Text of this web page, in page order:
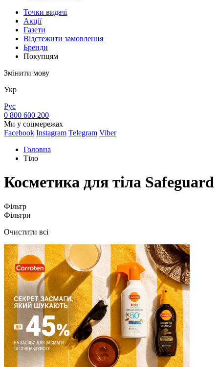
Точки видачi
Акції
Газети
Відстежити замовлення
Бренди
Покупцям
Змінити мову
Укр
Рус
0 800 600 200
Ми у соцмережах
Facebook Instagram Telegram Viber
Головна
Тіло
Косметика для тіла Safeguard
Фільтр
Фільтри
Очистити всі